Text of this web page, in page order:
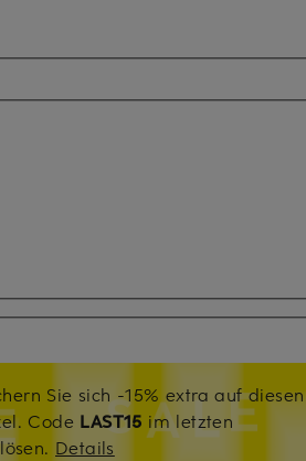
Sie sich -15% extra auf diesen
Code LAST15 im letzten
Details